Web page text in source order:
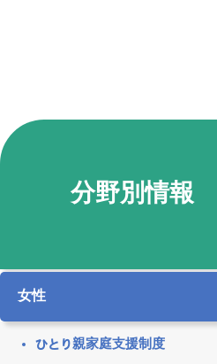
分野別情報
女性
ひとり親家庭支援制度